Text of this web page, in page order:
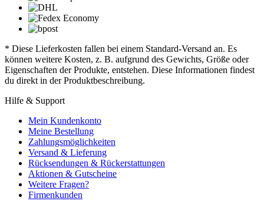
* Diese Lieferkosten fallen bei einem Standard-Versand an. Es
können weitere Kosten, z. B. aufgrund des Gewichts, Größe oder
Eigenschaften der Produkte, entstehen. Diese Informationen findest
du direkt in der Produktbeschreibung.
Hilfe & Support
Mein Kundenkonto
Meine Bestellung
Zahlungsmöglichkeiten
Versand & Lieferung
Rücksendungen & Rückerstattungen
Aktionen & Gutscheine
Weitere Fragen?
Firmenkunden